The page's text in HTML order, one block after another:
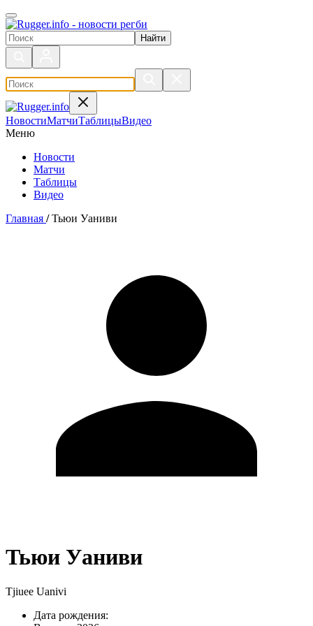
Поиск по сайту
НовостиМатчиТаблицыВидео
Меню
Новости
Матчи
Таблицы
Видео
Главная / Тьюи Уаниви
Тьюи Уаниви
Tjiuee Uanivi
Дата рождения: